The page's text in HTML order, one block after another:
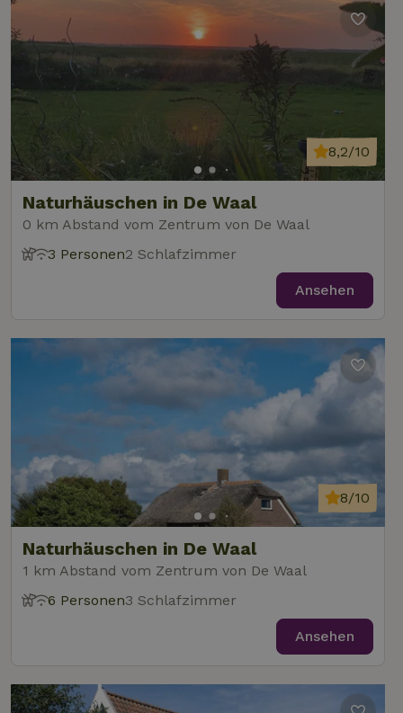
Naturhäuschen in De Waal
0 km Abstand vom Zentrum von De Waal
8,2/10
3 Personen2 Schlafzimmer
Ansehen
Naturhäuschen in De Waal
1 km Abstand vom Zentrum von De Waal
8/10
6 Personen3 Schlafzimmer
Ansehen